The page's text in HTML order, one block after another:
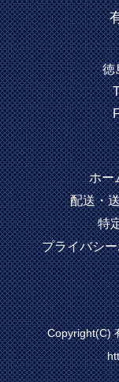
徳
ホー
配送・
特
プライバシ
Copyright(C)